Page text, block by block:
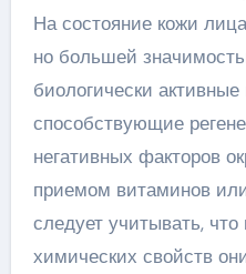
На состояние кожи
но большей
биологически
способствующие
негативных факторов
приемом витаминов
следует учитывать,
химических свойств